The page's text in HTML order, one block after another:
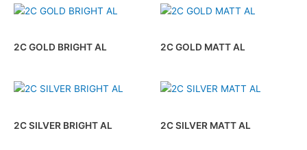
2C GOLD BRIGHT AL 2C GOLD MATT AL
2C SILVER BRIGHT AL 2C SILVER MATT AL